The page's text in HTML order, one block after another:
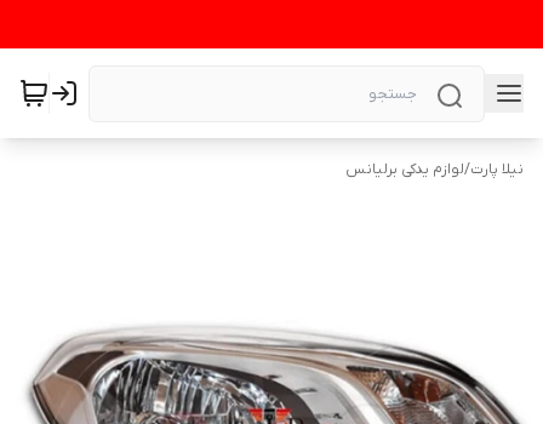
نیلا پارت/لوازم یدکی برلیانس